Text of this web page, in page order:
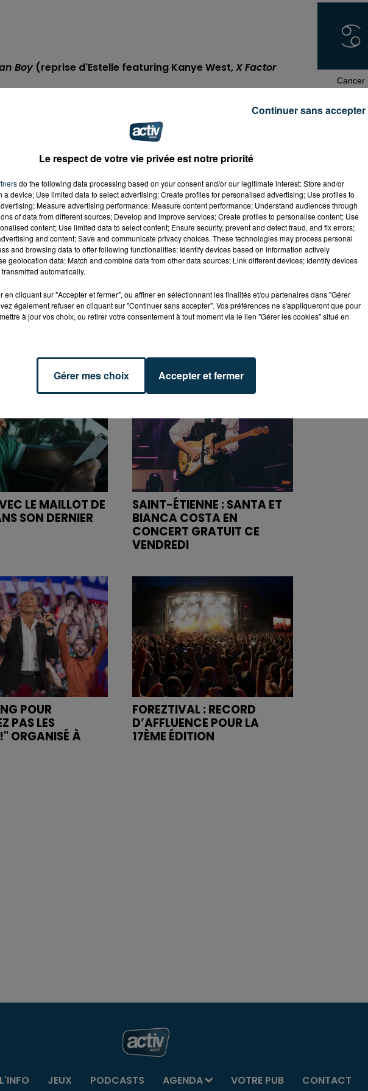
Boy (reprise d'Estelle featuring Kanye West,X Factor
LE MAILLOT DE
SON DERNIER
SAINT-ÉTIENNE : SANTA ET
BIANCA COSTA EN
CONCERT GRATUIT CE
VENDREDI
POUR
PAS LES
ORGANISÉ À
FOREZTIVAL : RECORD
D’AFFLUENCE POUR LA
17ÈME ÉDITION
Cancer
Capricorne
L'INFO JEUX PODCASTS AGENDA VOTRE PUB CONTACT
Le respect de votre vie privée est notre priorité
do the following data processing based on your consent and/or our legitimate interest: Store and/or
a device; Use limited data to select advertising; Create profiles for personalised advertising; Use profiles to
Measure advertising performance; Measure content performance; Understand audiences through
of data from different sources; Develop and improve services; Create profiles to personalise content; Use
content; Use limited data to select content; Ensure security, prevent and detect fraud, and fix errors;
and content; Save and communicate privacy choices. These technologies may process personal
and browsing data to offer following functionalities: Identify devices based on information actively
geolocation data; Match and combine data from other data sources; Link different devices; Identify devices
automatically.
en cliquant sur "Accepter et fermer", ou affiner en sélectionnant les finalités et/ou partenaires dans "Gérer
également refuser en cliquant sur "Continuer sans accepter". Vos préférences ne s'appliqueront que pour
à jour vos choix, ou retirer votre consentement à tout moment via le lien "Gérer les cookies" situé en
Gérer mes choix Accepter et fermer
Continuer sans accepter